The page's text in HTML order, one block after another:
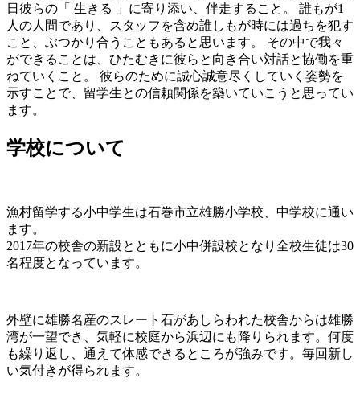
日彼らの「 生きる 」に寄り添い、伴走すること。 誰もが1
人の人間であり、スタッフを含め誰しもが時には過ちを犯す
こと、ぶつかり合うこともあると思います。 その中で我々
ができることは、ひたむきに彼らと向き合い対話と協働を重
ねていくこと。 彼らのために誠心誠意尽くしていく姿勢を
示すことで、留学生との信頼関係を築いていこうと思ってい
ます。
学校について
漁村留学する小中学生は石巻市立雄勝小学校、中学校に通い
ます。
2017年の校舎の新設とともに小中併設校となり全校生徒は30
名程度となっています。
外壁に雄勝名産のスレート石があしらわれた校舎からは雄勝
湾が一望でき、気軽に校庭から浜辺にも降りられます。何度
も繰り返し、通えて体感できるところが強みです。毎回新し
い気付きが得られます。